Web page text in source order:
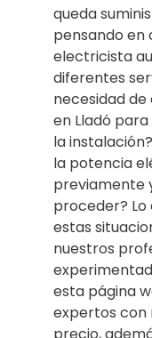
queda
pensando
electricista
diferentes
necesidad
en Lladó
la
la potencia
previamente
proceder? Lo
estas
nuestros
esta página
expertos con